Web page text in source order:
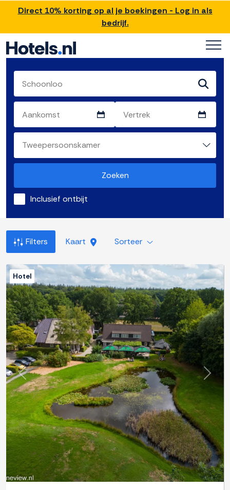
Direct 10% korting op al je boekingen - Log in als
bedrijf.
Zoeken
Inclusief ontbijt
Filters Kaart Sorteer
Previous Next
Hotel